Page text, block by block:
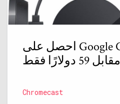
احصل على Google Chromecast Ultra
مقابل 59 دولارًا فقط
Chromecast